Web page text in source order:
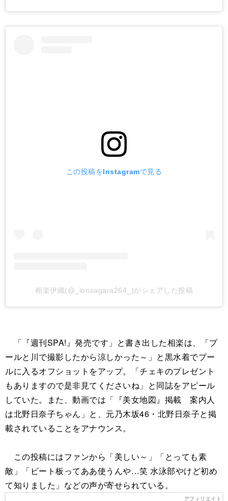
この投稿をInstagramで見る
相楽伊織(@_iorisagara264_)がシェアした投稿
「『週刊SPA!』発売です」と書き出した相楽は、「プ
ールと川で撮影したから涼しかった～」と黒水着でプー
ルに入るオフショットをアップ。「チェキのプレゼント
もありますので是非見てくださいね」と同誌をアピール
していた。また、動画では「『美女地図』掲載 案内人
は北野日奈子ちゃん」と、元乃木坂46・北野日奈子と掲
載されていることをアナウンス。
この投稿にはファンから「美しい～」「とっても素
敵」「ビート板ってああ使うんや…笑 水泳部やけど初め
て知りました」などの声が寄せられている。